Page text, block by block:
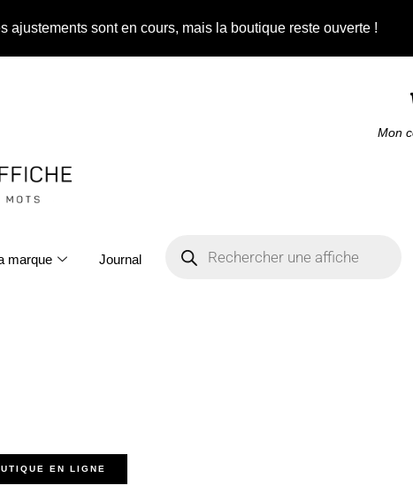
ajustements sont en cours, mais la boutique reste ouverte !
Mon
marque Journal
EN LIGNE